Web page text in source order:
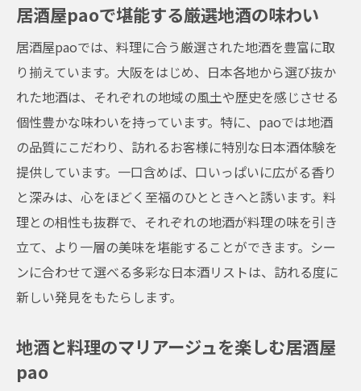
居酒屋paoで堪能する厳選地酒の味わい
居酒屋paoでは、料理に合う厳選された地酒を豊富に取
り揃えています。大阪をはじめ、日本各地から選び抜か
れた地酒は、それぞれの地域の風土や歴史を感じさせる
個性豊かな味わいを持っています。特に、paoでは地酒
の品質にこだわり、訪れるお客様に特別な日本酒体験を
提供しています。一口含めば、口いっぱいに広がる香り
と深みは、心をほどく至福のひとときへと誘います。料
理との相性も抜群で、それぞれの地酒が料理の味を引き
立て、より一層の美味を堪能することができます。シー
ンに合わせて選べる多彩な日本酒リストは、訪れる度に
新しい発見をもたらします。
地酒と料理のマリアージュを楽しむ居酒屋
pao